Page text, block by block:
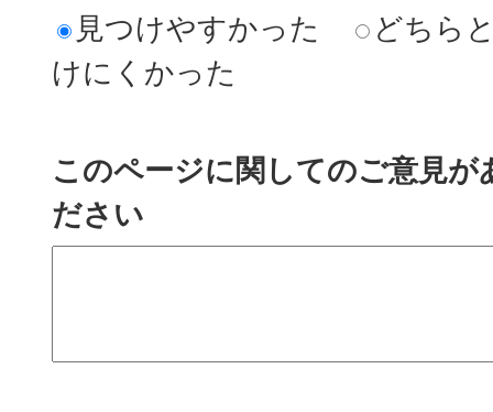
見つけやすかった
どちら
けにくかった
このページに関してのご意見
ださい